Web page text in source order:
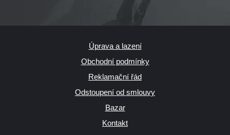
Úprava a lazení
Obchodní podmínky
Reklamační řád
Odstoupení od smlouvy
Bazar
Kontakt